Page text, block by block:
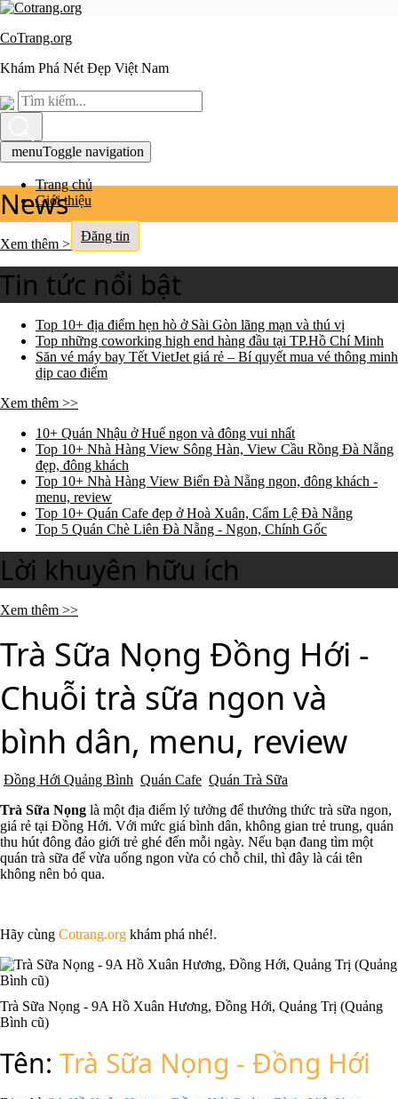
CoTrang.org
Khám Phá Nét Đẹp Việt Nam
menuToggle navigation
Trang chủ
Giới thiệu
Đăng tin
News
Xem thêm >>
Tin tức nổi bật
Top 10+ địa điểm hẹn hò ở Sài Gòn lãng mạn và thú vị
Top những coworking high end hàng đầu tại TP.Hồ Chí Minh
Săn vé máy bay Tết VietJet giá rẻ – Bí quyết mua vé thông minh
dịp cao điểm
Xem thêm >>
10+ Quán Nhậu ở Huế ngon và đông vui nhất
Top 10+ Nhà Hàng View Sông Hàn, View Cầu Rồng Đà Nẵng
đẹp, đông khách
Top 10+ Nhà Hàng View Biển Đà Nẵng ngon, đông khách -
menu, review
Top 10+ Quán Cafe đẹp ở Hoà Xuân, Cẩm Lệ Đà Nẵng
Top 5 Quán Chè Liên Đà Nẵng - Ngon, Chính Gốc
Lời khuyên hữu ích
Xem thêm >>
Trà Sữa Nọng Đồng Hới -
Chuỗi trà sữa ngon và
bình dân, menu, review
Đồng Hới Quảng Bình Quán Cafe Quán Trà Sữa
Trà Sữa Nọng là một địa điểm lý tưởng để thưởng thức trà sữa ngon,
giá rẻ tại Đồng Hới. Với mức giá bình dân, không gian trẻ trung, quán
thu hút đông đảo giới trẻ ghé đến mỗi ngày. Nếu bạn đang tìm một
quán trà sữa để vừa uống ngon vừa có chỗ chil, thì đây là cái tên
không nên bỏ qua.
Hãy cùng Cotrang.org khám phá nhé!.
Trà Sữa Nọng - 9A Hồ Xuân Hương, Đồng Hới, Quảng Trị (Quảng
Bình cũ)
Tên: Trà Sữa Nọng - Đồng Hới